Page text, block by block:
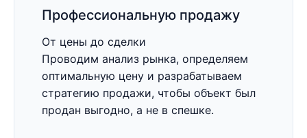
Профессиональную продажу
От цены до сделки
Проводим анализ рынка, определяем
оптимальную цену и разрабатываем
стратегию продажи, чтобы объект был
продан выгодно, а не в спешке.